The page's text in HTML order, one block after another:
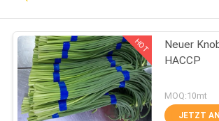
PRODUKTE
ÜBER
UNS
by
Longkou-
HOT
Neuer
HACCP
MOQ:10mt
JETZT